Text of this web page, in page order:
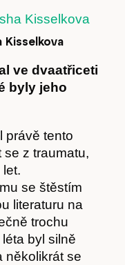
Kisselkova
ve dvaatřiceti
byly jeho
právě tento
z traumatu,
se štěstím
literaturu na
trochu
byl silně
několikrát se